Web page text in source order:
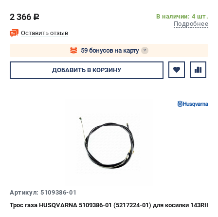
2 366 c
В наличии: 4 шт.
Подробнее
Оставить отзыв
59 бонусов на карту ?
Авторизуйтесь
ДОБАВИТЬ В КОРЗИНУ
Артикул: 5109386-01
Трос газа HUSQVARNA 5109386-01 (5217224-01) для косилки 143RII